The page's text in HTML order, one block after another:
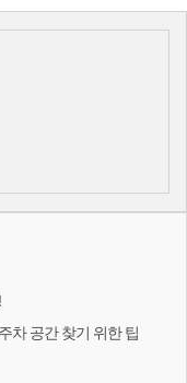
차 공간 찾기 위한 팁